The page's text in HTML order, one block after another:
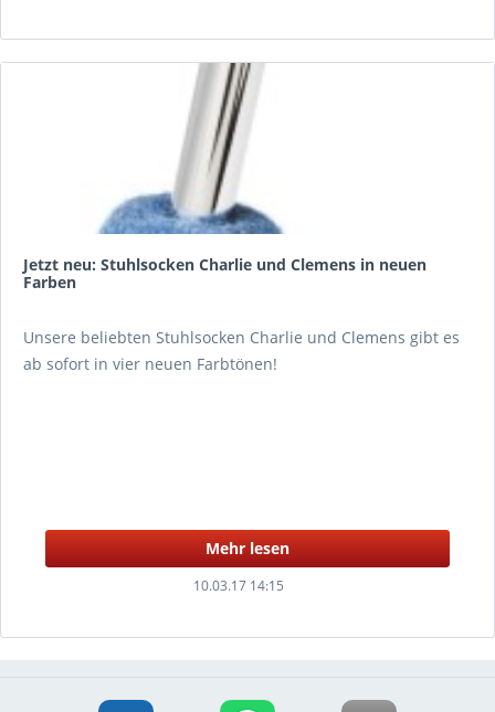
Jetzt neu: Stuhlsocken Charlie und Clemens in neuen
Farben
Unsere beliebten Stuhlsocken Charlie und Clemens gibt es
ab sofort in vier neuen Farbtönen!
Mehr lesen
10.03.17 14:15